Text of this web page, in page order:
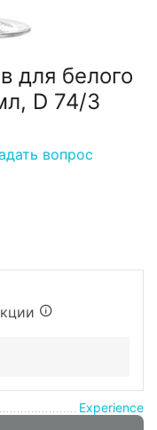
для белого
D 74/3
вопрос
Experience